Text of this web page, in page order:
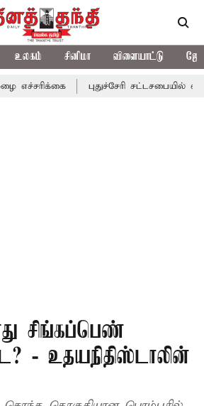
உலகம் சினிமா விளையாட்டு
புதுச்சேரி சட்டசபையில் வரும் 24ம்
சிங்கப்பெண்
- உதயநிதிஸ்டாலின்